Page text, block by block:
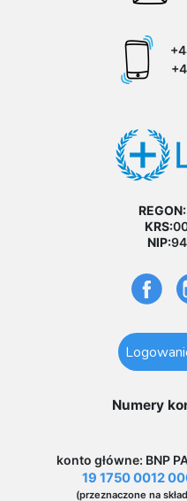
REGON:
KRS:
NIP:
Numery
konto główne: BNP
19 1750 0012
(przeznaczone na